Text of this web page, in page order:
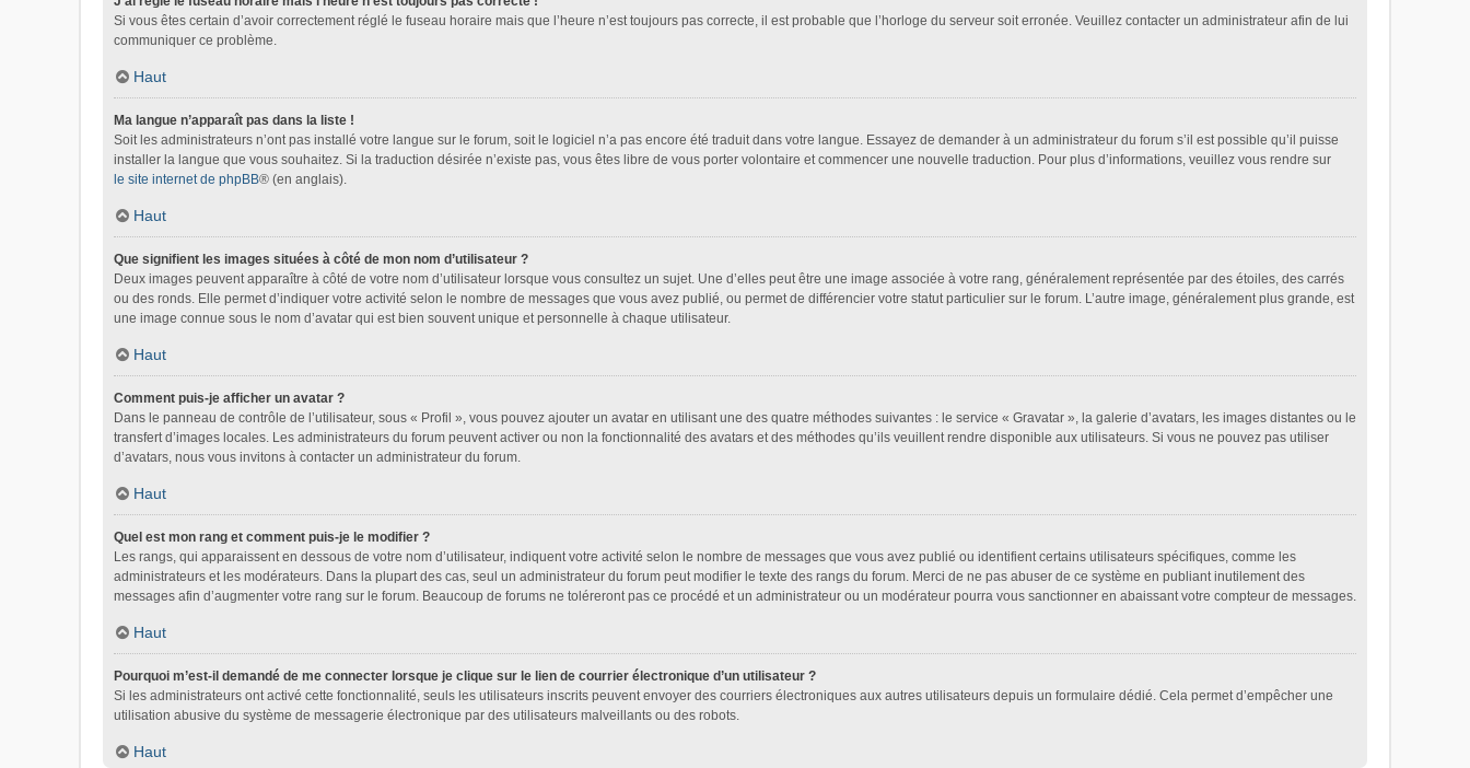
Si vous êtes certain d’avoir correctement réglé le fuseau horaire mais que l’heure n’est toujours pas correcte, il est probable que l’horloge du serveur soit erronée. Veuillez contacter un administrateur afin de lui
communiquer ce problème.
Haut
Ma langue n’apparaît pas dans la liste !
Soit les administrateurs n’ont pas installé votre langue sur le forum, soit le logiciel n’a pas encore été traduit dans votre langue. Essayez de demander à un administrateur du forum s’il est possible qu’il puisse
installer la langue que vous souhaitez. Si la traduction désirée n’existe pas, vous êtes libre de vous porter volontaire et commencer une nouvelle traduction. Pour plus d’informations, veuillez vous rendre sur
le site internet de phpBB® (en anglais).
Haut
Que signifient les images situées à côté de mon nom d’utilisateur ?
Deux images peuvent apparaître à côté de votre nom d’utilisateur lorsque vous consultez un sujet. Une d’elles peut être une image associée à votre rang, généralement représentée par des étoiles, des carrés
ou des ronds. Elle permet d’indiquer votre activité selon le nombre de messages que vous avez publié, ou permet de différencier votre statut particulier sur le forum. L’autre image, généralement plus grande, est
une image connue sous le nom d’avatar qui est bien souvent unique et personnelle à chaque utilisateur.
Haut
Comment puis-je afficher un avatar ?
Dans le panneau de contrôle de l’utilisateur, sous « Profil », vous pouvez ajouter un avatar en utilisant une des quatre méthodes suivantes : le service « Gravatar », la galerie d’avatars, les images distantes ou le
transfert d’images locales. Les administrateurs du forum peuvent activer ou non la fonctionnalité des avatars et des méthodes qu’ils veuillent rendre disponible aux utilisateurs. Si vous ne pouvez pas utiliser
d’avatars, nous vous invitons à contacter un administrateur du forum.
Haut
Quel est mon rang et comment puis-je le modifier ?
Les rangs, qui apparaissent en dessous de votre nom d’utilisateur, indiquent votre activité selon le nombre de messages que vous avez publié ou identifient certains utilisateurs spécifiques, comme les
administrateurs et les modérateurs. Dans la plupart des cas, seul un administrateur du forum peut modifier le texte des rangs du forum. Merci de ne pas abuser de ce système en publiant inutilement des
messages afin d’augmenter votre rang sur le forum. Beaucoup de forums ne toléreront pas ce procédé et un administrateur ou un modérateur pourra vous sanctionner en abaissant votre compteur de messages.
Haut
Pourquoi m’est-il demandé de me connecter lorsque je clique sur le lien de courrier électronique d’un utilisateur ?
Si les administrateurs ont activé cette fonctionnalité, seuls les utilisateurs inscrits peuvent envoyer des courriers électroniques aux autres utilisateurs depuis un formulaire dédié. Cela permet d’empêcher une
utilisation abusive du système de messagerie électronique par des utilisateurs malveillants ou des robots.
Haut